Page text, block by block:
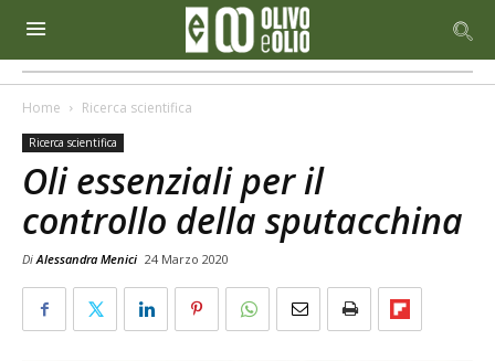
Home Ricerca scientifica
Ricerca scientifica
Oli essenziali per il
controllo della sputacchina
DiAlessandra Menici 24 Marzo 2020